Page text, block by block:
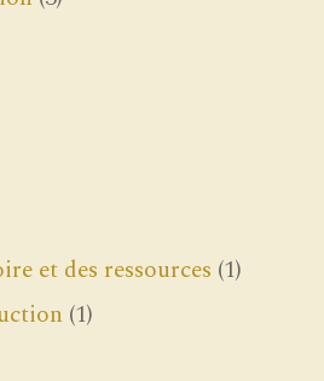
et des ressources (1)
(1)